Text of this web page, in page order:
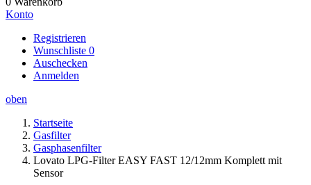
Konto
Registrieren
Wunschliste 0
Auschecken
Anmelden
oben
Startseite
Gasfilter
Gasphasenfilter
Lovato LPG-Filter EASY FAST 12/12mm Komplett mit
Sensor